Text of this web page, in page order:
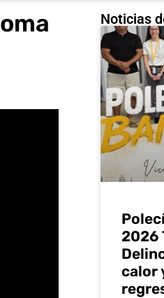
Noticias
2026
calor